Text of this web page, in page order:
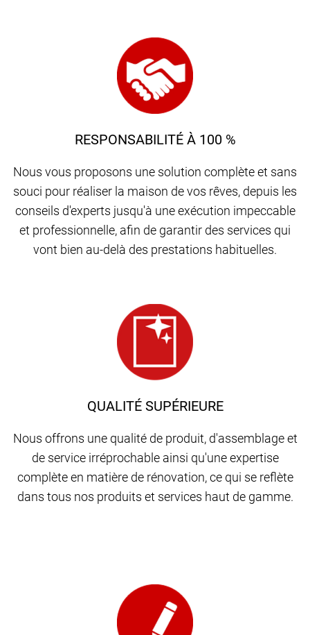
QUALITÉ SUPÉRIEURE
Nous offrons une qualité de produit, d'assemblage et
de service irréprochable ainsi qu'une expertise
complète en matière de rénovation, ce qui se reflète
dans tous nos produits et services haut de gamme.
RESPONSABILITÉ À 100 %
Nous vous proposons une solution complète et sans
souci pour réaliser la maison de vos rêves, depuis les
conseils d'experts jusqu'à une exécution impeccable
et professionnelle, afin de garantir des services qui
vont bien au-delà des prestations habituelles.